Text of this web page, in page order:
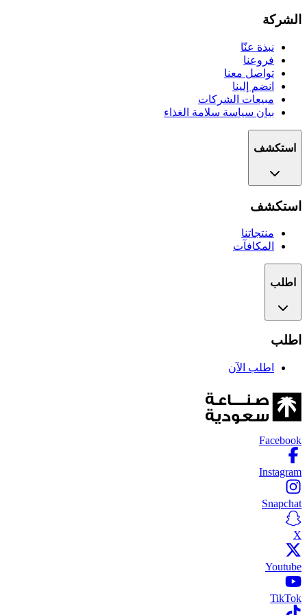
الشركة
نبذة عنّا
فروعنا
تواصل معنا
انضم إلينا
مبيعات الشركات
بيان سياسة سلامة الغذاء
استكشف
استكشف
منتجاتنا
المكافآت
اطلب
اطلب
اطلب الآن
Facebook
Instagram
Snapchat
X
Youtube
TikTok